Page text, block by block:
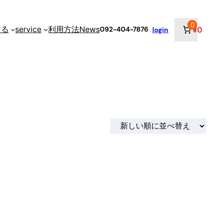
service 利用方法News092-404-7876 login
0
¥0